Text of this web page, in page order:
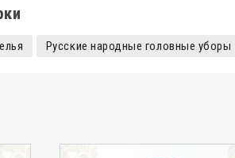
Русские народные головные уборы